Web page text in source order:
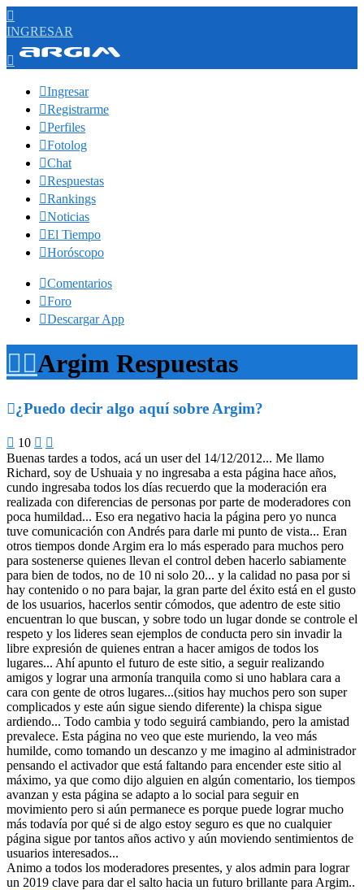

INGRESAR

Ingresar
Registrarme
Perfiles
Fotolog
Chat
Respuestas
Rankings
Noticias
El Tiempo
Horóscopo
Comentarios
Foro
Descargar App
Argim Respuestas
¿Puedo decir algo aquí sobre Argim?
 10  
Buenas tardes a todos, acá un user del 14/12/2012... Me llamo
Richard, soy de Ushuaia y no ingresaba a esta página hace años,
cundo ingresaba todos los días recuerdo que la moderación era
realizada con diferencias de personas por parte de moderadores con
poca humildad... Eso era negativo hacia la página pero yo nunca
tuve comunicación con Andrés para darle mi punto de vista... Eran
otros tiempos donde Argim era lo más esperado para muchos pero
para sostenerse quienes llevan el control deben hacerlo sabiamente
para bien de todos, no de 10 ni solo 20... y la calidad no pasa por si
hay contenido o no para bajar, la gran parte del éxito está en el gusto
de los usuarios, hacerlos sentir cómodos, que adentro de este sitio
encuentran lo que buscan, y sobre todo un lugar donde se controle el
respeto y los lideres sean ejemplos de conducta pero sin invadir la
libre expresión de quienes entran a hacer amigos de todos los
lugares... Ahí apunto el futuro de este sitio, a seguir realizando
amigos y lograr una armonía tranquila como si uno hablara cara a
cara con gente de otros lugares...(sitios hay muchos pero son super
complicados y este aún sigue siendo diferente) la chispa sigue
ardiendo... Todo cambia y todo seguirá cambiando, pero la amistad
prevalece. Esta página no veo que este muriendo, la veo más
humilde, como tomando un descanzo y me imagino al administrador
pensando el activador que está faltando para encender este sitio al
máximo, ya que como dijo alguien en algún comentario, los tiempos
avanzan y esta página se adapto a lo social para seguir en
movimiento pero si aún permanece es porque puede lograr mucho
más todavía por qué si de algo estoy seguro es que no cualquier
página sigue por tantos años activo y aún moviendo sentimientos de
usuarios interesados...
Animo a todos los moderadores presentes, y alos admin para lograr
un 2019 clave para dar el salto hacia un futuro brillante para Argim..